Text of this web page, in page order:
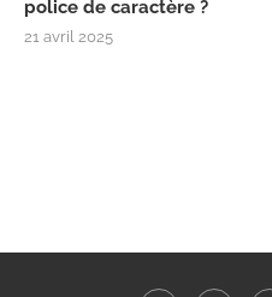
police de caractère ?
21 avril 2025